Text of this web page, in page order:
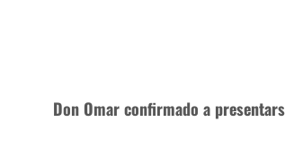
Don Omar confirmado a